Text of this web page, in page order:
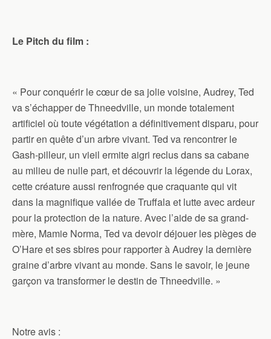
Le Pitch du film :
« Pour conquérir le cœur de sa jolie voisine, Audrey, Ted
va s’échapper de Thneedville, un monde totalement
artificiel où toute végétation a définitivement disparu, pour
partir en quête d’un arbre vivant. Ted va rencontrer le
Gash-pilleur, un vieil ermite aigri reclus dans sa cabane
au milieu de nulle part, et découvrir la légende du Lorax,
cette créature aussi renfrognée que craquante qui vit
dans la magnifique vallée de Truffala et lutte avec ardeur
pour la protection de la nature. Avec l’aide de sa grand-
mère, Mamie Norma, Ted va devoir déjouer les pièges de
O’Hare et ses sbires pour rapporter à Audrey la dernière
graine d’arbre vivant au monde. Sans le savoir, le jeune
garçon va transformer le destin de Thneedville. »
Notre avis :